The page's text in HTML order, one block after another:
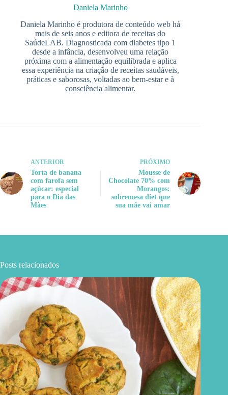
Daniela Marinho
Daniela Marinho é produtora de conteúdo web há
mais de seis anos e editora de receitas do
SaúdeLAB. Diagnosticada com diabetes tipo 1
desde a infância, desenvolveu uma relação
próxima com a alimentação equilibrada e aplica
essa experiência na criação de receitas saudáveis,
práticas e saborosas, voltadas ao bem-estar e à
consciência alimentar.
ANTERIOR
Torta de banana
com farofa sem
açúcar: especial
para o Dia das
Mães
PRÓXIMO
Mousse de
Chocolate 70% com
Morangos:
sobremesa diet que
sua mãe vai amar
Posts relacionados